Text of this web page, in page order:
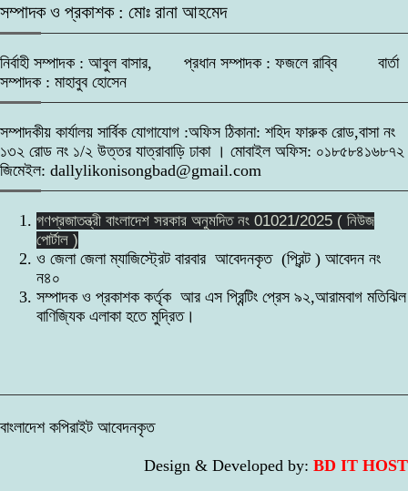
ফটিকছড়িতে ‘তাজকিয়া হেলথ ক্যাম্প-২০২৬’,
বিতরণ
৮
অপরাধী যে-ই হোক তাকে আইনের আওতায়
নিয়ে আসতে হবে- এটর্নি জেনারেল
৯
উপকূলের মানুষের পাশে কোস্টগার্ড: শরণখোলায়
২৫৫ জনকে বিনামূল্যে চিকিৎসা সেবা ও ওষুধ
বিতরণ।
সম্পাদক ও প্রকাশক : মোঃ রানা আহমেদ
নির্বাহী সম্পাদক : আবুল বাসার, প্রধান সম্পাদক : ফজলে রাব্বি বার্তা
সম্পাদক : মাহাবুব হোসেন
সম্পাদকীয় কার্যালয় সার্বিক যোগাযোগ :অফিস ঠিকানা: শহিদ ফারুক রোড,বাসা নং
১৩২ রোড নং ১/২ উত্তর যাত্রাবাড়ি ঢাকা । মোবাইল অফিস: ০১৮৫৮৪১৬৮৭২
জিমেইল: dallylikonisongbad@gmail.com
গণপ্রজাতন্ত্রী বাংলাদেশ সরকার অনুমদিত নং 01021/2025 ( নিউজ
পোর্টাল )
ও জেলা জেলা ম্যাজিস্ট্রেট বারবার আবেদনকৃত (প্রিন্ট ) আবেদন নং
ন৪০
সম্পাদক ও প্রকাশক কর্তৃক আর এস প্রিন্টিং প্রেস ৯২,আরামবাগ মতিঝিল
বাণিজ্যিক এলাকা হতে মুদ্রিত।
বাংলাদেশ কপিরাইট আবেদনকৃত
Design & Developed by: BD IT HOST